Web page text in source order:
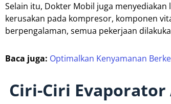
Selain itu, Dokter Mobil juga
kerusakan pada kompresor, komponen
berpengalaman, semua pekerjaan
Baca juga: Optimalkan Kenyamanan
Ciri-Ciri